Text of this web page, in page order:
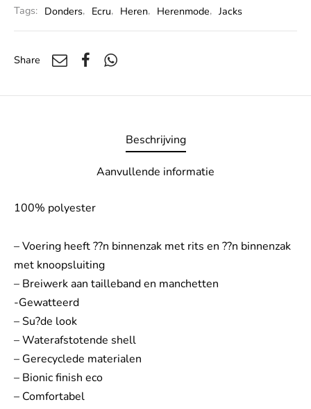
Tags: Donders, Ecru, Heren, Herenmode, Jacks
Share
Beschrijving
Aanvullende informatie
100% polyester
– Voering heeft ??n binnenzak met rits en ??n binnenzak
met knoopsluiting
– Breiwerk aan tailleband en manchetten
-Gewatteerd
– Su?de look
– Waterafstotende shell
– Gerecyclede materialen
– Bionic finish eco
– Comfortabel